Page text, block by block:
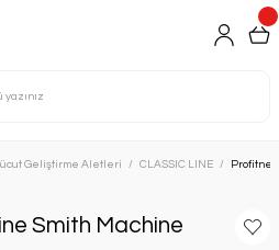
Geliştirme Aletleri CLASSIC LINE
Smith Machine